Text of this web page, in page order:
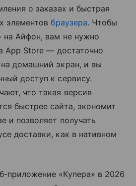
о заказах и быстрая
элементовбраузера. Чтобы
на Айфон, вам не нужно
App Store — достаточно
домашний экран, и вы
доступ к сервису.
что такая версия
быстрее сайта, экономит
и позволяет получать
доставки, как в нативном
приложение «Купера» в 2026